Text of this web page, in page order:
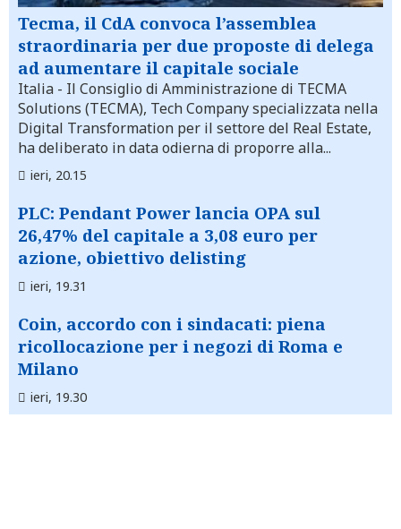
Tecma, il CdA convoca l’assemblea
straordinaria per due proposte di delega
ad aumentare il capitale sociale
Italia - Il Consiglio di Amministrazione di TECMA
Solutions (TECMA), Tech Company specializzata nella
Digital Transformation per il settore del Real Estate,
ha deliberato in data odierna di proporre alla...
ieri, 20.15
PLC: Pendant Power lancia OPA sul
26,47% del capitale a 3,08 euro per
azione, obiettivo delisting
ieri, 19.31
Coin, accordo con i sindacati: piena
ricollocazione per i negozi di Roma e
Milano
ieri, 19.30